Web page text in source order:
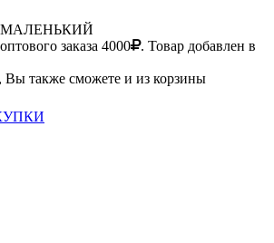
заказа 4000
. Товар добавлен в
Вы также сможете и из корзины